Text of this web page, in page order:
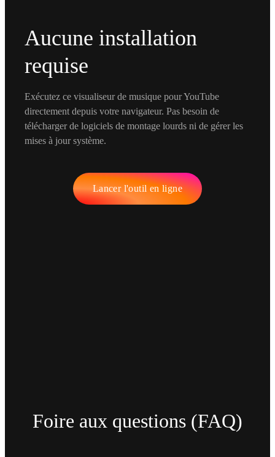
Aucune installation
requise
Exécutez ce visualiseur de musique pour YouTube
directement depuis votre navigateur. Pas besoin de
télécharger de logiciels de montage lourds ni de gérer les
mises à jour système.
Lancer l'outil en ligne
Foire aux questions (FAQ)